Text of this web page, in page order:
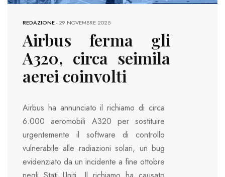
REDAZIONE-29 NOVEMBRE 2025
Airbus ferma gli
A320, circa seimila
aerei coinvolti
Airbus ha annunciato il richiamo di circa
6.000 aeromobili A320 per sostituire
urgentemente il software di controllo
vulnerabile alle radiazioni solari, un bug
evidenziato da un incidente a fine ottobre